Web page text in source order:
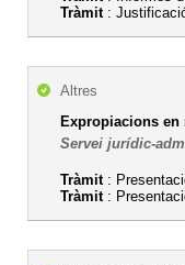
Tràmit:
Altres
Expropiacions en
Servei jurídic-
Tràmit:
Tràmit: